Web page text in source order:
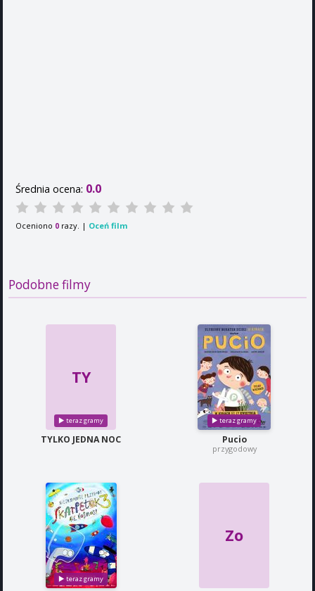
Średnia ocena: 0.0
Oceniono 0 razy. | Oceń film
Podobne filmy
TY
TYLKO JEDNA NOC Pucio
przygodowy
Zo